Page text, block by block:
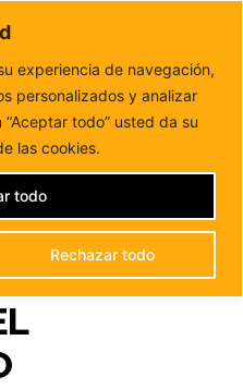
experiencia de navegación,
personalizados y analizar
todo” usted da su
las cookies.
Rechazar todo
todo
forma cercana
del Rosario reclama
RECLAMA